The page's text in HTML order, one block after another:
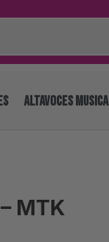
ALTAVOCES MUSICA
MTK